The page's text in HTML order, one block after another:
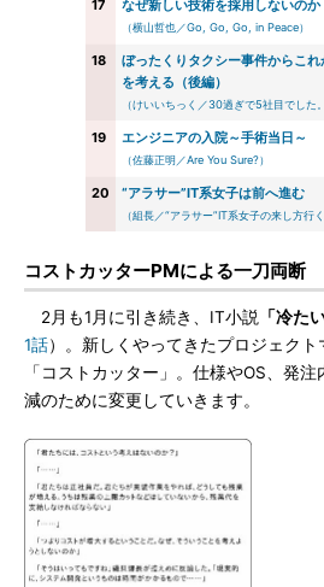
17 なぜ新しい技術を採用しないのか
（横山哲也／Go, Go, Go, in Peace）
18
ぼったくりタクシー事件からこ
を考える（後編）
（けいいちっく／30過ぎで5社目でした。
19 エンジニアの入院～手術当日～
（佐藤正明／Are You Sure?）
20 “アラサー”IT系女子は前へ進む
（組長／“アラサー”IT系女子の来し方行く
コストカッターPMによる一刀両断
2月も1月に引き続き、IT小説 「冷た
1話）。新しくやってきたプロジェク
「コストカッター」。仕様やOS、発
減のために変更していきます。